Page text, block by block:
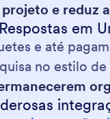
e reduz
em
e até
no estilo